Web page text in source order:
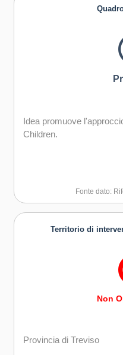
immaginare nuove
Idea promuove
Children.
Fonte dato:
Territorio di
Non
Provincia di Treviso